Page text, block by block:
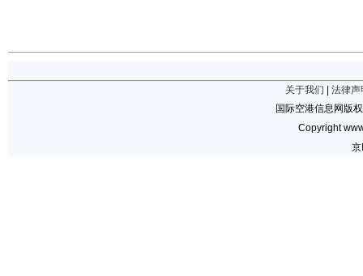
关于我们
法律声
国际空港信息网版
Copyright